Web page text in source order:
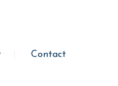
Contact